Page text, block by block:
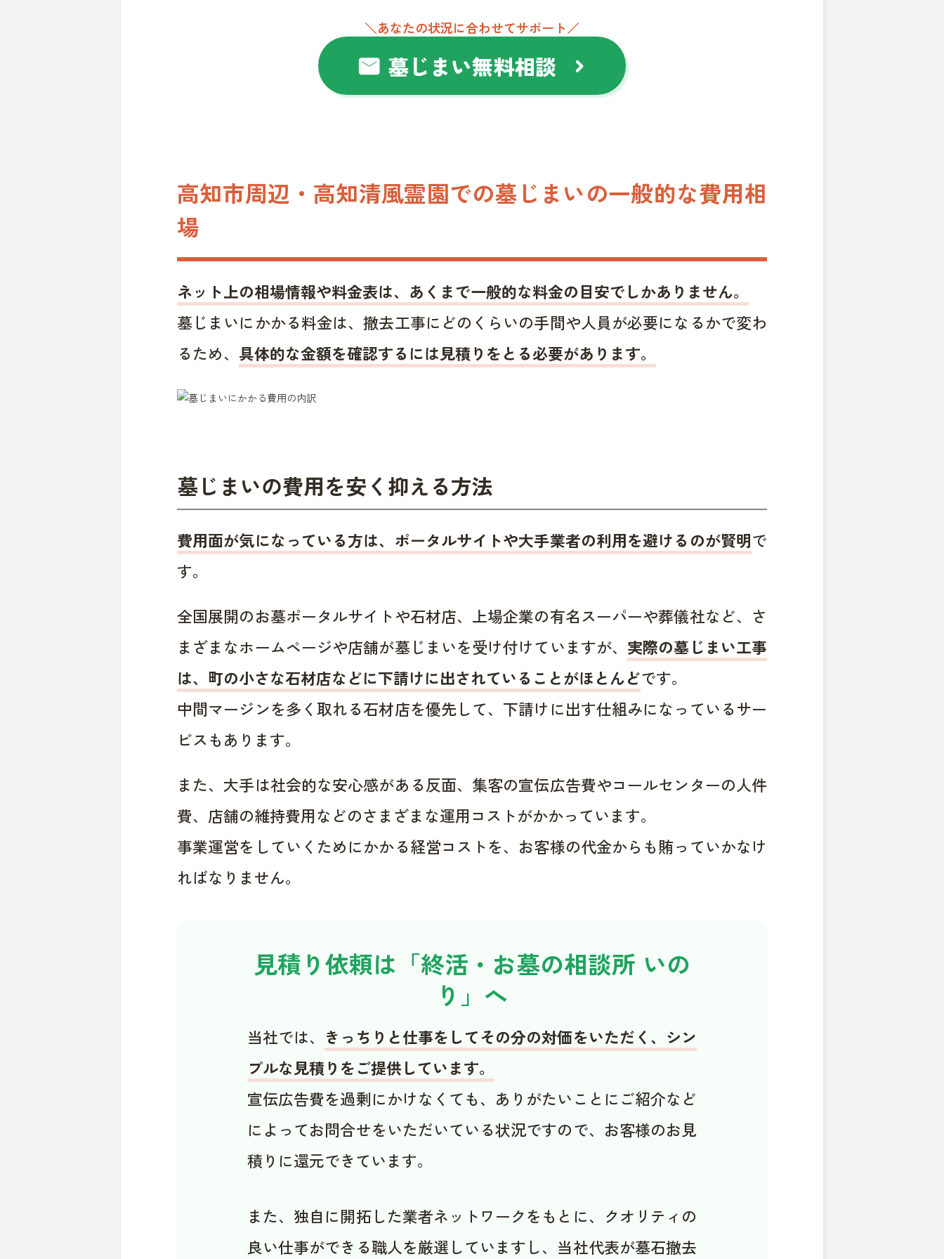
＼あなたの状況に合わせてサポート／
mail 墓じまい無料相談 chevron_right
高知市周辺・高知清風霊園での墓じまいの一般的な費用相
場
ネット上の相場情報や料金表は、あくまで一般的な料金の目安でしかありません。
墓じまいにかかる料金は、撤去工事にどのくらいの手間や人員が必要になるかで変わ
るため、 具体的な金額を確認するには見積りをとる必要があります。
墓じまいの費用を安く抑える方法
費用面が気になっている方は、ポータルサイトや大手業者の利用を避けるのが賢明で
す。
全国展開のお墓ポータルサイトや石材店、上場企業の有名スーパーや葬儀社など、さ
まざまなホームページや店舗が墓じまいを受け付けていますが、 実際の墓じまい工事
は、町の小さな石材店などに下請けに出されていることがほとんどです。
中間マージンを多く取れる石材店を優先して、下請けに出す仕組みになっているサー
ビスもあります。
また、大手は社会的な安心感がある反面、集客の宣伝広告費やコールセンターの人件
費、店舗の維持費用などのさまざまな運用コストがかかっています。
事業運営をしていくためにかかる経営コストを、お客様の代金からも賄っていかなけ
ればなりません。
見積り依頼は「終活・お墓の相談所 いの
り」へ
当社では、 きっちりと仕事をしてその分の対価をいただく、シン
プルな見積りをご提供しています。
宣伝広告費を過剰にかけなくても、ありがたいことにご紹介など
によってお問合せをいただいている状況ですので、お客様のお見
積りに還元できています。
また、独自に開拓した業者ネットワークをもとに、クオリティの
良い仕事ができる職人を厳選していますし、当社代表が墓石撤去